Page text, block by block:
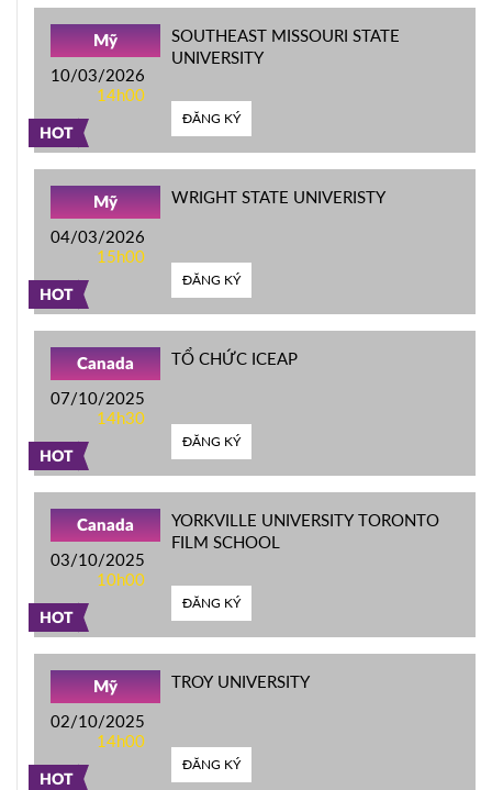
HOT
Mỹ
10/03/2026
14h00
SOUTHEAST MISSOURI STATE
UNIVERSITY
ĐĂNG KÝ
HOT
Mỹ
04/03/2026
15h00
WRIGHT STATE UNIVERISTY
ĐĂNG KÝ
HOT
Canada
07/10/2025
14h30
TỔ CHỨC ICEAP
ĐĂNG KÝ
HOT
Canada
03/10/2025
10h00
YORKVILLE UNIVERSITY TORONTO
FILM SCHOOL
ĐĂNG KÝ
HOT
Mỹ
02/10/2025
14h00
TROY UNIVERSITY
ĐĂNG KÝ